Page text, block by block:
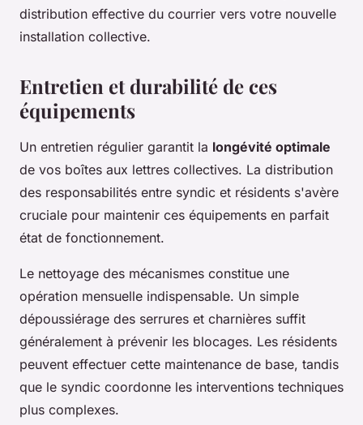
distribution effective du courrier vers votre nouvelle
installation collective.
Entretien et durabilité de ces
équipements
Un entretien régulier garantit la longévité optimale
de vos boîtes aux lettres collectives. La distribution
des responsabilités entre syndic et résidents s'avère
cruciale pour maintenir ces équipements en parfait
état de fonctionnement.
Le nettoyage des mécanismes constitue une
opération mensuelle indispensable. Un simple
dépoussiérage des serrures et charnières suffit
généralement à prévenir les blocages. Les résidents
peuvent effectuer cette maintenance de base, tandis
que le syndic coordonne les interventions techniques
plus complexes.